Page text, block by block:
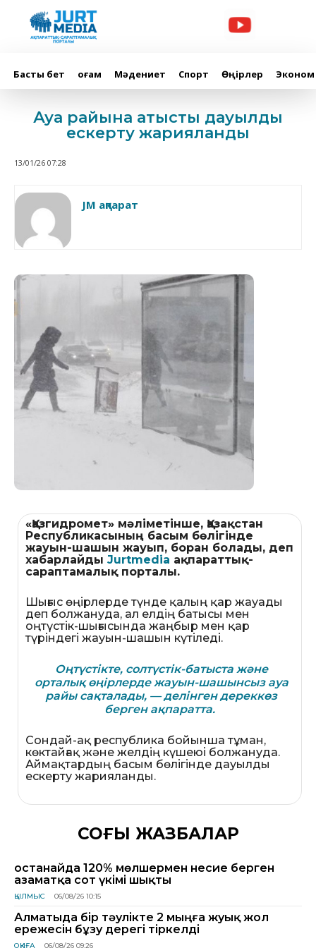
Басты бет Қоғам Мәдениет Спорт Өңірлер
Ауа райына қатысты дауылды
ескерту жарияланды
13/01/26 07:28
JM ақпарат
«Қазгидромет» мәліметінше, Қазақстан
Республикасының басым бөлігінде
жауын-шашын жауып, боран болады, деп
хабарлайды Jurtmedia ақпараттық-
сараптамалық порталы.
Шығыс өңірлерде түнде қалың қар жауады
деп болжануда, ал елдің батысы мен
оңтүстік-шығысында жаңбыр мен қар
түріндегі жауын-шашын күтіледі.
Оңтүстікте, солтүстік-батыста және
орталық өңірлерде жауын-шашынсыз ауа
райы сақталады, — делінген дереккөз
бергенақпаратта.
Сондай-ақ республика бойынша тұман,
көктайғақ және желдің күшеюі болжануда.
Аймақтардың басым бөлігінде дауылды
ескерту жарияланды.
СОҢҒЫ ЖАЗБАЛАР
Қостанайда 120% мөлшермен несие берген
азаматқа сот үкімі шықты
ҚЫЛМЫС 06/08/26 10:15
Алматыда бір тәулікте 2 мыңға жуық жол
ережесін бұзу дерегі тіркелді
ОҚИҒА 06/08/26 09:26